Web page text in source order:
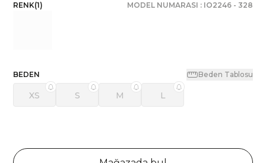
RENK(1) MODEL NUMARASI : IO2246- 328
BEDEN Beden Tablosu
XS S M L